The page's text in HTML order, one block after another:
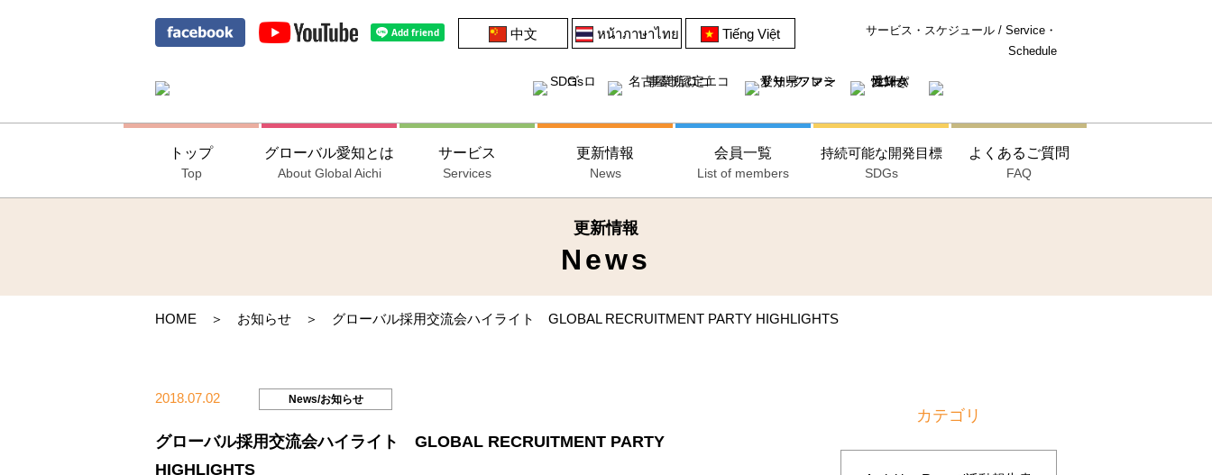
中文 หน้าภาษาไทย Tiếng Việt
サービス・スケジュール / Service・
Schedule
トップ
Top
グローバル愛知とは
About Global Aichi
サービス
Services
更新情報
News
会員一覧
List of members
持続可能な開発目標
SDGs
よくあるご質問
FAQ
更新情報
News
HOME ＞ お知らせ ＞ グローバル採用交流会ハイライト GLOBAL RECRUITMENT PARTY HIGHLIGHTS
2018.07.02 News/お知らせ
グローバル採用交流会ハイライト GLOBAL RECRUITMENT PARTY
HIGHLIGHTS
カテゴリ